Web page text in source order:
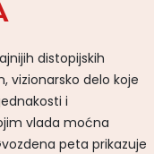
distopijskih
vizionarsko delo koje
i
vlada moćna
peta prikazuje